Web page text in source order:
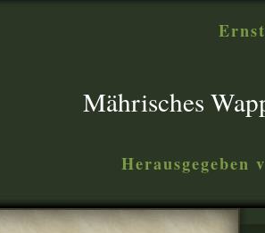
Mährisches